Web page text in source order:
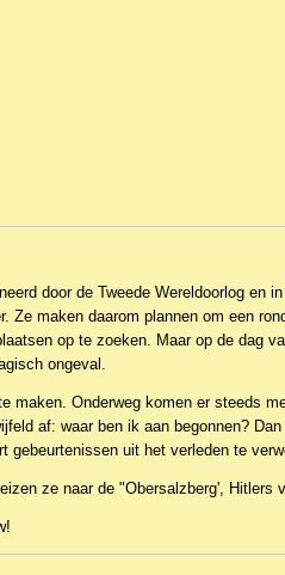
door de Tweede Wereldoorlog en
Ze maken daarom plannen om een
op te zoeken. Maar op de dag
ongeval.
maken. Onderweg komen er steeds
af: waar ben ik aan begonnen?
gebeurtenissen uit het verleden te
ze naar de "Obersalzberg', Hitlers